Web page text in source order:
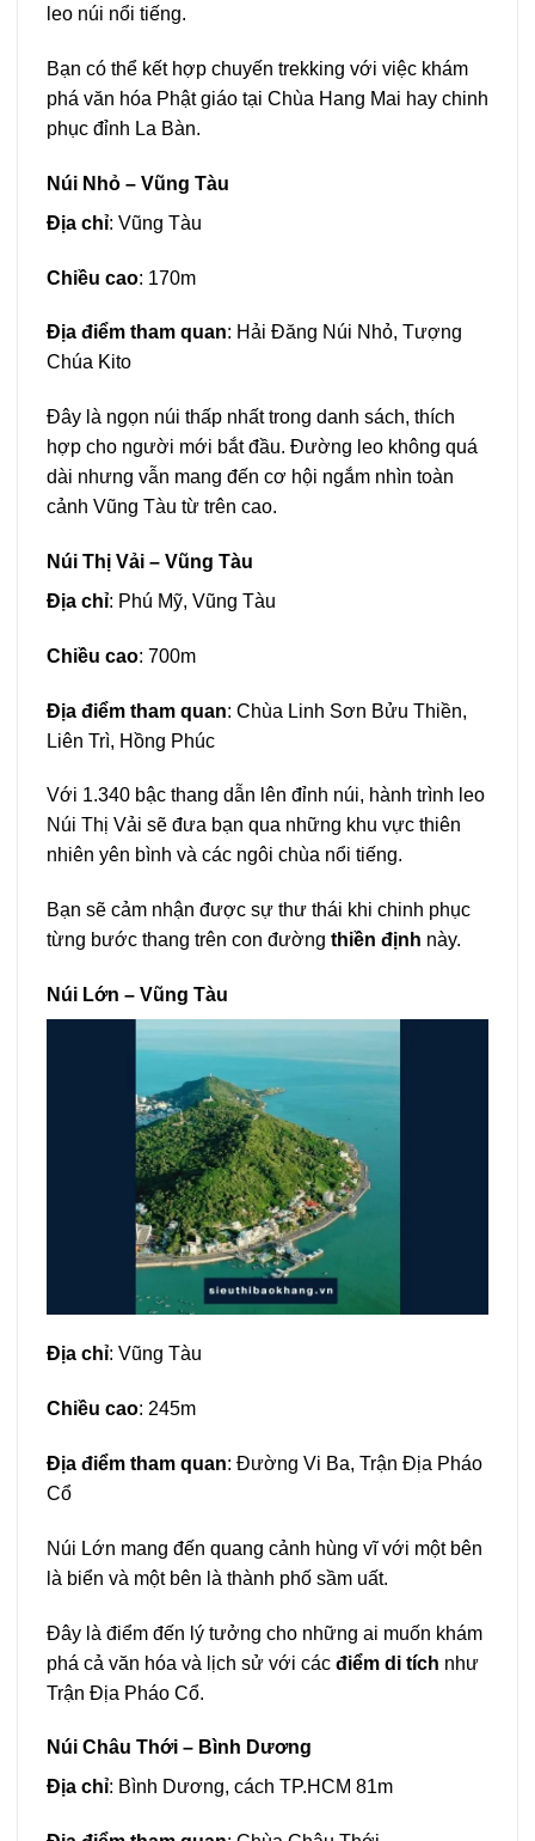
leo núi nổi tiếng.
Bạn có thể kết hợp chuyến trekking với việc khám
phá văn hóa Phật giáo tại Chùa Hang Mai hay chinh
phục đỉnh La Bàn.
Núi Nhỏ – Vũng Tàu
Địa chỉ: Vũng Tàu
Chiều cao: 170m
Địa điểm tham quan: Hải Đăng Núi Nhỏ, Tượng
Chúa Kito
Đây là ngọn núi thấp nhất trong danh sách, thích
hợp cho người mới bắt đầu. Đường leo không quá
dài nhưng vẫn mang đến cơ hội ngắm nhìn toàn
cảnh Vũng Tàu từ trên cao.
Núi Thị Vải – Vũng Tàu
Địa chỉ: Phú Mỹ, Vũng Tàu
Chiều cao: 700m
Địa điểm tham quan: Chùa Linh Sơn Bửu Thiền,
Liên Trì, Hồng Phúc
Với 1.340 bậc thang dẫn lên đỉnh núi, hành trình leo
Núi Thị Vải sẽ đưa bạn qua những khu vực thiên
nhiên yên bình và các ngôi chùa nổi tiếng.
Bạn sẽ cảm nhận được sự thư thái khi chinh phục
từng bước thang trên con đường thiền định này.
Núi Lớn – Vũng Tàu
Địa chỉ: Vũng Tàu
Chiều cao: 245m
Địa điểm tham quan: Đường Vi Ba, Trận Địa Pháo
Cổ
Núi Lớn mang đến quang cảnh hùng vĩ với một bên
là biển và một bên là thành phố sầm uất.
Đây là điểm đến lý tưởng cho những ai muốn khám
phá cả văn hóa và lịch sử với các điểm di tích như
Trận Địa Pháo Cổ.
Núi Châu Thới – Bình Dương
Địa chỉ: Bình Dương, cách TP.HCM 81m